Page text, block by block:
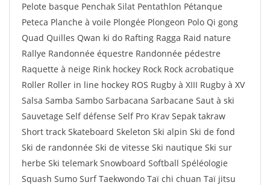
Pelote basque Penchak Silat Pentathlon Pétanque
Peteca Planche à voile Plongée Plongeon Polo Qi gong
Quad Quilles Qwan ki do Rafting Ragga Raid nature
Rallye Randonnée équestre Randonnée pédestre
Raquette à neige Rink hockey Rock Rock acrobatique
Roller Roller in line hockey ROS Rugby à XIII Rugby à XV
Salsa Samba Sambo Sarbacana Sarbacane Saut à ski
Sauvetage Self défense Self Pro Krav Sepak takraw
Short track Skateboard Skeleton Ski alpin Ski de fond
Ski de randonnée Ski de vitesse Ski nautique Ski sur
herbe Ski telemark Snowboard Softball Spéléologie
Squash Sumo Surf Taekwondo Taï chi chuan Taï jitsu